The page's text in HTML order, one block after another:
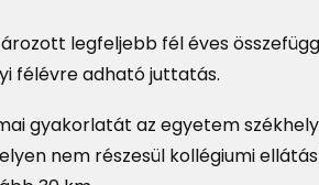
legfeljebb fél éves
félévre adható juttatás.
gyakorlatát az egyetem
nem részesül kollégiumi